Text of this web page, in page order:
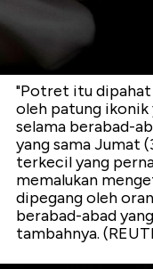
"Potret itu
oleh patung ikonik
selama berabad-
yang sama Jumat
terkecil yang
memalukan
dipegang oleh
berabad-abad
tambahnya.